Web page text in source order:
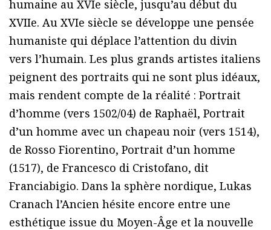
humaine au XVIe siècle, jusqu’au début du
XVIIe. Au XVIe siècle se développe une pensée
humaniste qui déplace l’attention du divin
vers l’humain. Les plus grands artistes italiens
peignent des portraits qui ne sont plus idéaux,
mais rendent compte de la réalité : Portrait
d’homme (vers 1502/04) de Raphaël, Portrait
d’un homme avec un chapeau noir (vers 1514),
de Rosso Fiorentino, Portrait d’un homme
(1517), de Francesco di Cristofano, dit
Franciabigio. Dans la sphère nordique, Lukas
Cranach l’Ancien hésite encore entre une
esthétique issue du Moyen-Âge et la nouvelle